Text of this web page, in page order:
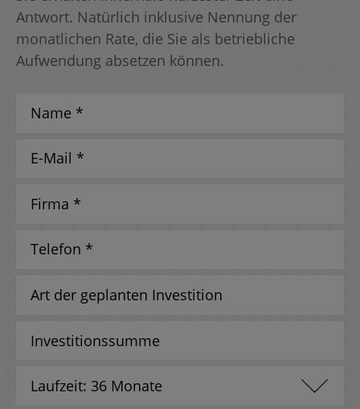
Antwort. Natürlich inklusive Nennung der
monatlichen Rate, die Sie als betriebliche
Aufwendung absetzen können.